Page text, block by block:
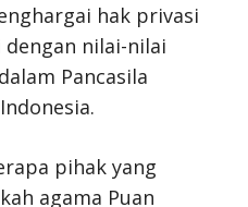
hak privasi
nilai-nilai
Pancasila
pihak yang
agama Puan